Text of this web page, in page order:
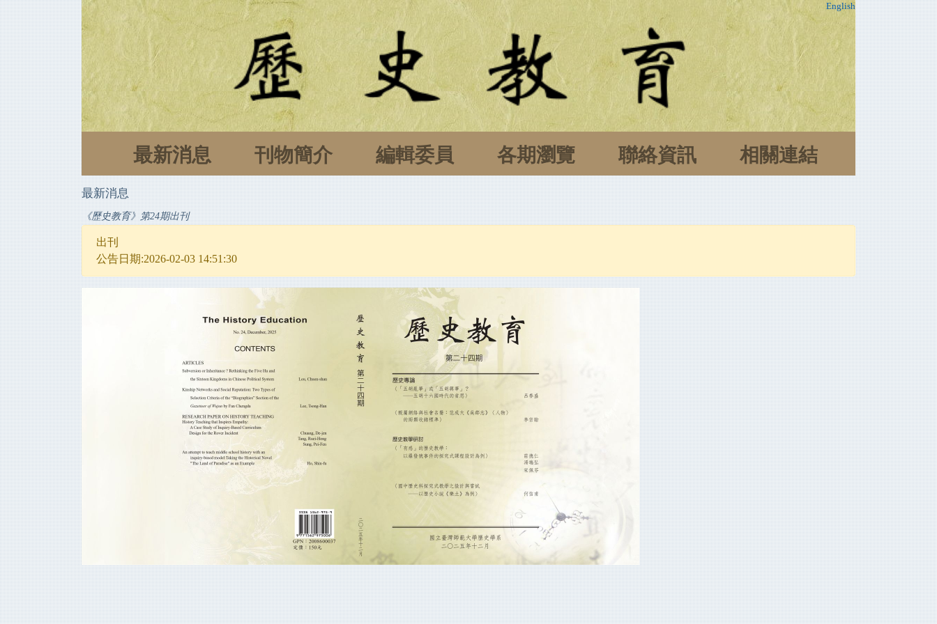
English
最新消息 刊物簡介 編輯委員 各期瀏覽 聯絡資訊 相關連結
最新消息
《歷史教育》第24期出刊
出刊
公告日期:2026-02-03 14:51:30